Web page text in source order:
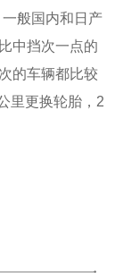
般国内和日产
中挡次一点的
的车辆都比较
里更换轮胎，2